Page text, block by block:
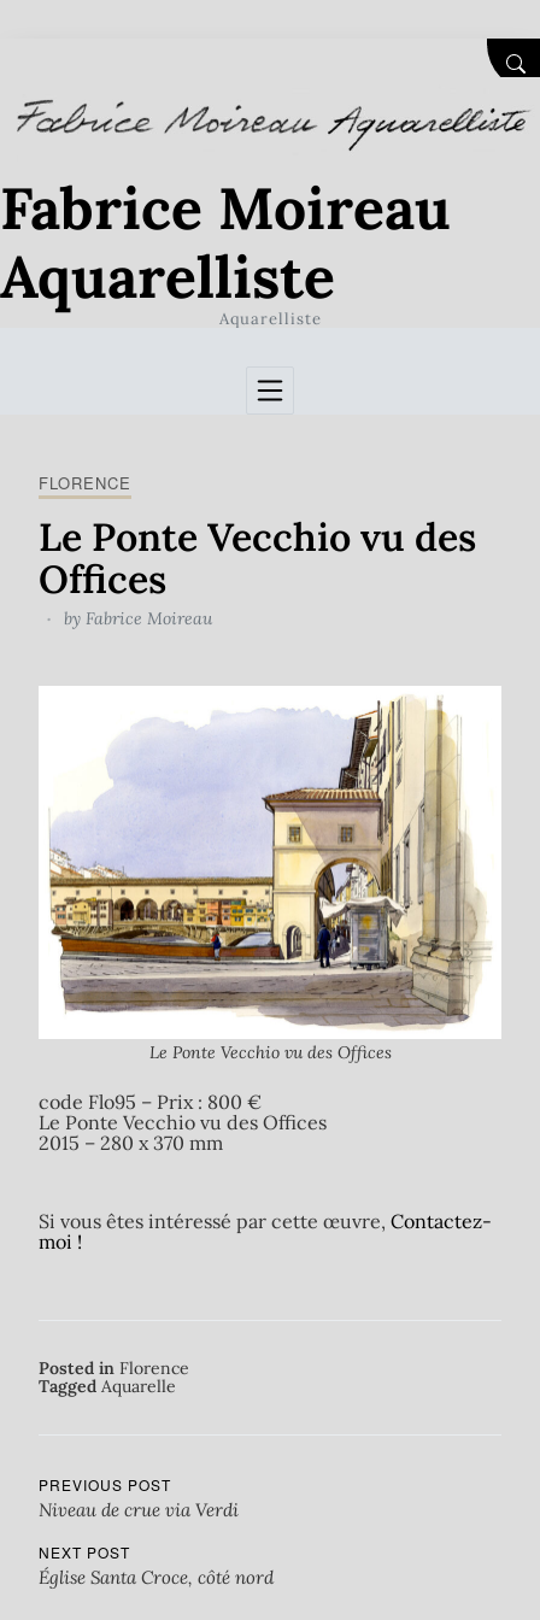
Fabrice Moireau
Aquarelliste
Aquarelliste
FLORENCE
Le Ponte Vecchio vu des
Offices
by Fabrice Moireau
Le Ponte Vecchio vu des Offices
code Flo95 – Prix : 800 €
Le Ponte Vecchio vu des Offices
2015 – 280 x 370 mm
Si vous êtes intéressé par cette œuvre, Contactez-
moi !
Posted in Florence
Tagged Aquarelle
PREVIOUS POST
Niveau de crue via Verdi
NEXT POST
Église Santa Croce, côté nord